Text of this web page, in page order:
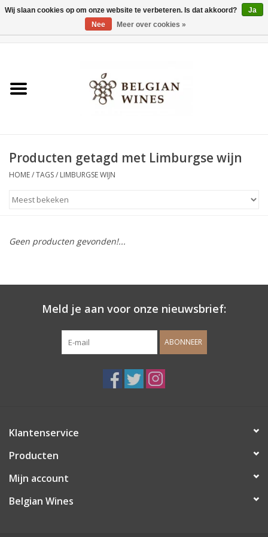
Wijnen
Wijnbar Antwerpen
Producten getagd met Limburgse wijn
HOME/TAGS/ LIMBURGSE WIJN
Geen producten gevonden!...
Meld je aan voor onze nieuwsbrief:
ABONNEER
Klantenservice
Producten
Mijn account
Belgian Wines
Wij slaan cookies op om onze website te verbeteren. Is dat akkoord?
Ja
Nee
Meer over cookies »